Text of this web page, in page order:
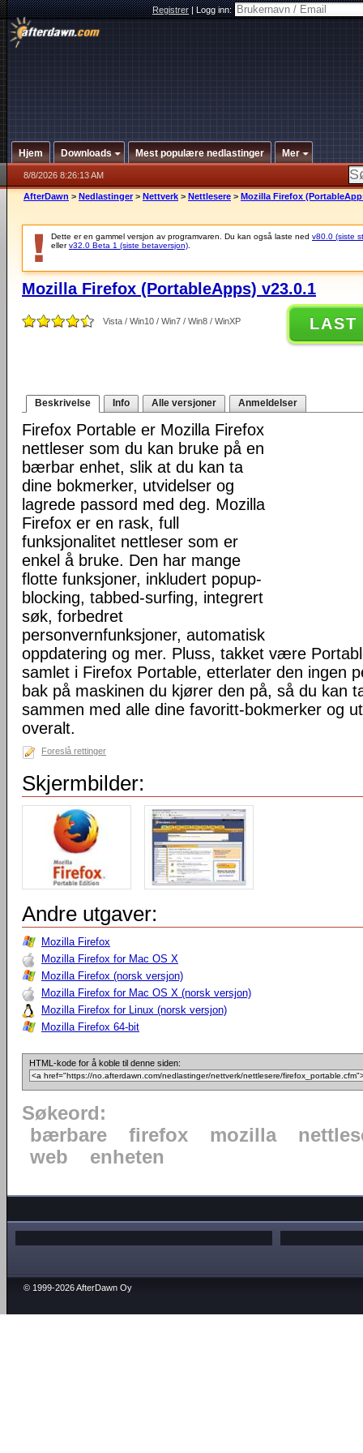
Registrer|Logg inn:
Hjem Downloads Mest populære nedlastinger Mer
8/8/2026 8:26:13 AM
AfterDawn > Nedlastinger > Nettverk > Nettlesere > Mozilla Firefox
Dette er en gammel versjon av programvaren. Du kan også laste ned v80.0 (siste
ellerv32.0 Beta 1 (siste betaversjon)
Mozilla Firefox (PortableApps) v23.0.1
Vista / Win10 / Win7 / Win8 / WinXP LAST
Beskrivelse Info Alle versjoner Anmeldelser
Firefox Portable er Mozilla Firefox
nettleser som du kan bruke på en
bærbar enhet, slik at du kan ta
dine bokmerker, utvidelser og
lagrede passord med deg. Mozilla
Firefox er en rask, full
funksjonalitet nettleser som er
enkel å bruke. Den har mange
flotte funksjoner, inkludert popup-
blocking, tabbed-surfing, integrert
søk, forbedret
personvernfunksjoner, automatisk
oppdatering og mer. Pluss, takket være
samlet i Firefox Portable, etterlater den ingen
bak på maskinen du kjører den på, så du kan
sammen med alle dine favoritt-bokmerker og
overalt.
Foreslå rettinger
Skjermbilder:
Andre utgaver:
Mozilla Firefox
Mozilla Firefox for Mac OS X
Mozilla Firefox (norsk versjon)
Mozilla Firefox for Mac OS X (norsk versjon)
Mozilla Firefox for Linux (norsk versjon)
Mozilla Firefox 64-bit
HTML-kode for å koble til denne siden:
Søkeord:
bærbare
firefox mozilla
web
enheten
© 1999-2026 AfterDawn Oy